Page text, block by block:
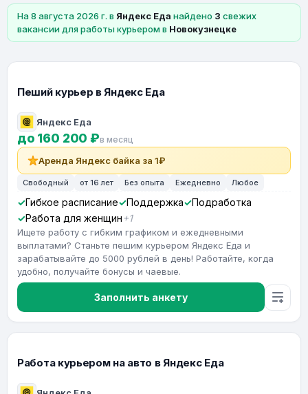
На 8 августа 2026 г. в Яндекс Еда найдено 3 свежих
вакансии для работы курьером в Новокузнецке
Пеший курьер в Яндекс Еда
Яндекс Еда
до 160 200 ₽в месяц
Аренда Яндекс байка за 1₽
Свободный от 16 лет Без опыта Ежедневно Любое
Гибкое расписание Поддержка
Подработка
Работа для женщин +1
Ищете работу с гибким графиком и ежедневными
выплатами? Станьте пешим курьером Яндекс Еда и
зарабатывайте до 5000 рублей в день! Работайте, когда
удобно, получайте бонусы и чаевые.
Заполнить анкету
Работа курьером на авто в Яндекс Еда